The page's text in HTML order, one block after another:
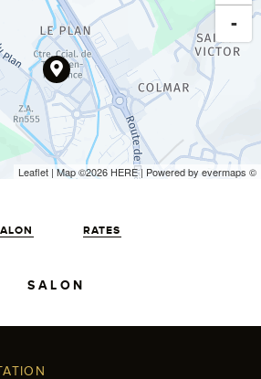
-
Leaflet | Map ©2026HERE| Powered by evermaps ©
RATES
SALON